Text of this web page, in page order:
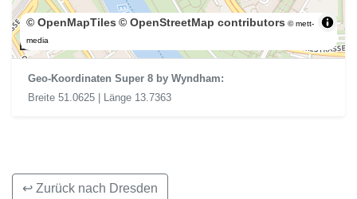
200 m
© OpenMapTiles © OpenStreetMap contributors © mett-
media
Geo-Koordinaten Super 8 by Wyndham:
Breite 51.0625 | Länge 13.7363
↩ Zurück nach Dresden